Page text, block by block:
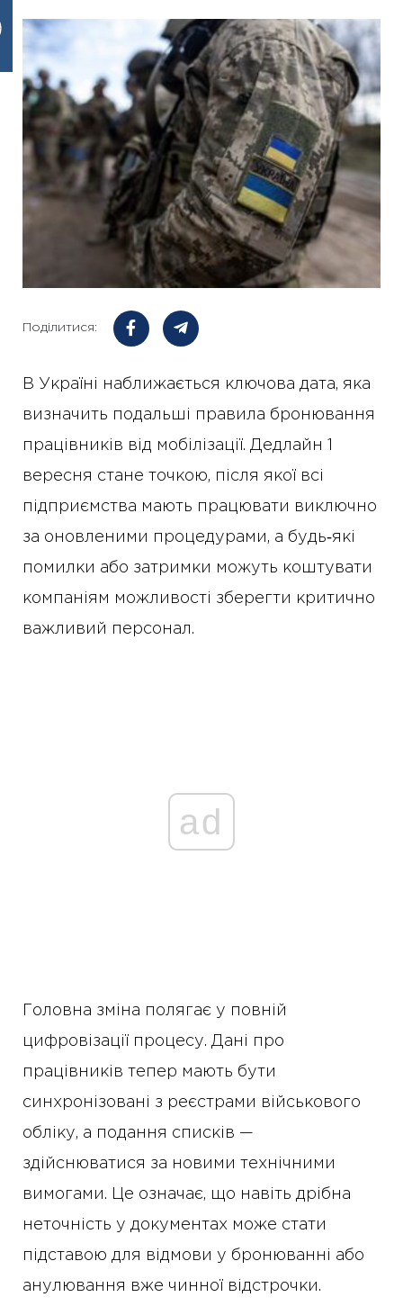
Поділитися:
В Україні наближається ключова дата, яка
визначить подальші правила бронювання
працівників від мобілізації. Дедлайн 1
вересня стане точкою, після якої всі
підприємства мають працювати виключно
за оновленими процедурами, а будь‑які
помилки або затримки можуть коштувати
компаніям можливості зберегти критично
важливий персонал.
ad
Головна зміна полягає у повній
цифровізації процесу. Дані про
працівників тепер мають бути
синхронізовані з реєстрами військового
обліку, а подання списків —
здійснюватися за новими технічними
вимогами. Це означає, що навіть дрібна
неточність у документах може стати
підставою для відмови у бронюванні або
анулювання вже чинної відстрочки.